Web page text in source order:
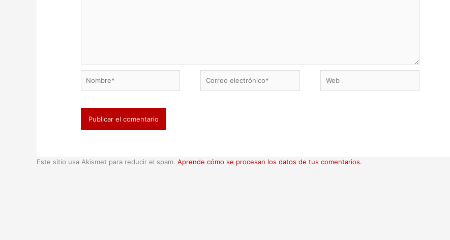
electrónico*
Este sitio usa Akismet para reducir el spam. Aprende cómo se procesan los datos de tus comentarios.